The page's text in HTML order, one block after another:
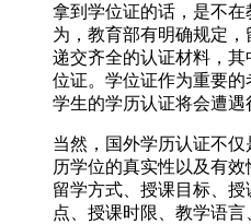
拿到学位证的话，是不
为，教育部有明确规定
递交齐全的认证材料，
位证。学位证作为重要
学生的学历认证将会遭遇
当然，国外学历认证不
历学位的真实性以及有
留学方式、授课目标、
点、授课时限、教学语